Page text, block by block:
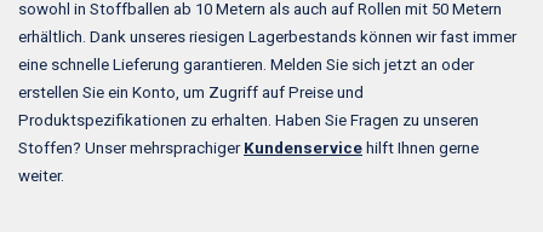
sowohl in Stoffballen ab 10 Metern als auch auf Rollen mit 50 Metern
erhältlich. Dank unseres riesigen Lagerbestands können wir fast immer
eine schnelle Lieferung garantieren. Melden Sie sich jetzt an oder
erstellen Sie ein Konto, um Zugriff auf Preise und
Produktspezifikationen zu erhalten. Haben Sie Fragen zu unseren
Stoffen? Unser mehrsprachiger Kundenservice hilft Ihnen gerne
weiter.